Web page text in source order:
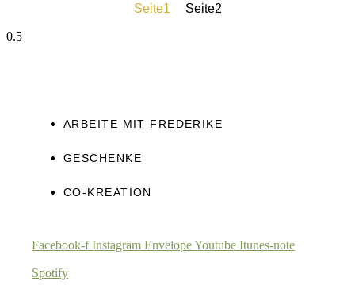
Seite1 Seite2
ARBEITE MIT FREDERIKE
GESCHENKE
CO-KREATION
Facebook-f Instagram EnvelopeYoutube Itunes-note
Spotify